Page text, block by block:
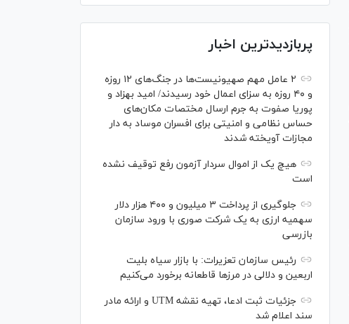
پربازدیدترین اخبار
۲ عامل مهم صهیونیست‌ها در جنگ‌های ۱۲ روزه
و ۴۰ روزه به سزای اعمال خود رسیدند/ امید بهزاد و
پوریا صفوت به جرم ارسال مختصات مکان‌های
حساس نظامی و امنیتی برای افسران موساد به دار
مجازات آویخته شدند
هیچ یک از اموال سردار آزمون رفع توقیف نشده
است
جلوگیری از پرداخت ۳ میلیون و ۴۰۰ هزار دلار
سهمیه ارزی به یک شرکت صوری با ورود سازمان
بازرسی
رئیس سازمان تعزیرات: با بازار سیاه بلیت
اربعین و دلالی در مرز‌ها قاطعانه برخورد می‌کنیم
جزئیات ثبت ادعا، تهیه نقشه UTM و ارائه مادر
سند اعلام شد